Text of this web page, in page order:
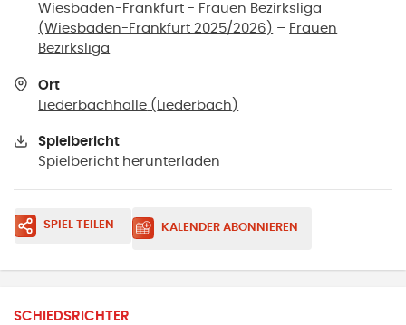
Wiesbaden-Frankfurt - Frauen Bezirksliga
(Wiesbaden-Frankfurt 2025/2026) – Frauen
Bezirksliga
Ort
Liederbachhalle ( Liederbach )
Spielbericht
Spielbericht herunterladen
SPIEL TEILEN KALENDER ABONNIEREN
SCHIEDSRICHTER